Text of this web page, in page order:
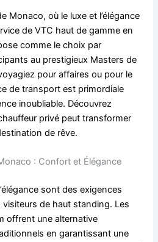
Monaco, où le luxe et l’élégance
de VTC haut de gamme en
comme le choix par
au prestigieux Masters de
pour affaires ou pour le
de transport est primordiale
inoubliable. Découvrez
privé peut transformer
de rêve.
: Confort et Élégance
sont des exigences
de haut standing. Les
offrent une alternative
en garantissant une